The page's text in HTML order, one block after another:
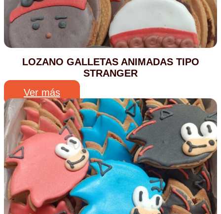
LOZANO GALLETAS ANIMADAS TIPO
STRANGER
Ver más